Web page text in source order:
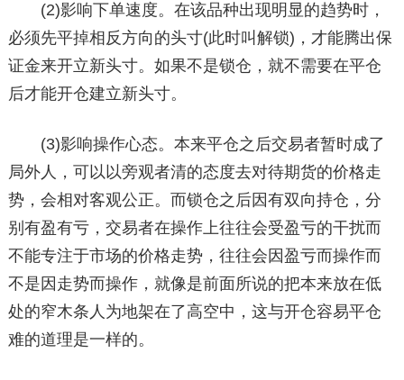
(2)影响下单速度。在该品种出现明显的趋势时，
必须先平掉相反方向的头寸(此时叫解锁)，才能腾出保
证金来开立新头寸。如果不是锁仓，就不需要在平仓
后才能开仓建立新头寸。
(3)影响操作心态。本来平仓之后交易者暂时成了
局外人，可以以旁观者清的态度去对待期货的价格走
势，会相对客观公正。而锁仓之后因有双向持仓，分
别有盈有亏，交易者在操作上往往会受盈亏的干扰而
不能专注于市场的价格走势，往往会因盈亏而操作而
不是因走势而操作，就像是前面所说的把本来放在低
处的窄木条人为地架在了高空中，这与开仓容易平仓
难的道理是一样的。